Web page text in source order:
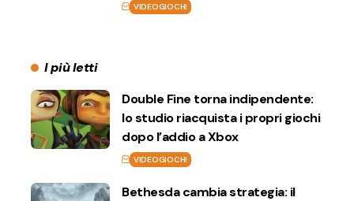
VIDEOGIOCHI
I più letti
Double Fine torna indipendente:
lo studio riacquista i propri giochi
dopo l’addio a Xbox
VIDEOGIOCHI
Bethesda cambia strategia: il